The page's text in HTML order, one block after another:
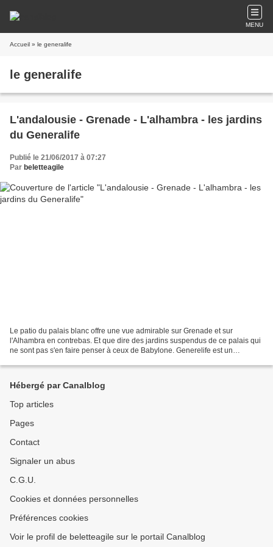
MENU
Accueil » le generalife
le generalife
L'andalousie - Grenade - L'alhambra - les jardins
du Generalife
Publié le 21/06/2017 à 07:27
Par beletteagile
Le patio du palais blanc offre une vue admirable sur Grenade et sur
l'Alhambra en contrebas. Et que dire des jardins suspendus de ce palais qui
ne sont pas s'en faire penser à ceux de Babylone. Generelife est un
Hébergé par Canalblog
Top articles
Pages
Contact
Signaler un abus
C.G.U.
Cookies et données personnelles
Préférences cookies
Voir le profil de beletteagile sur le portail Canalblog